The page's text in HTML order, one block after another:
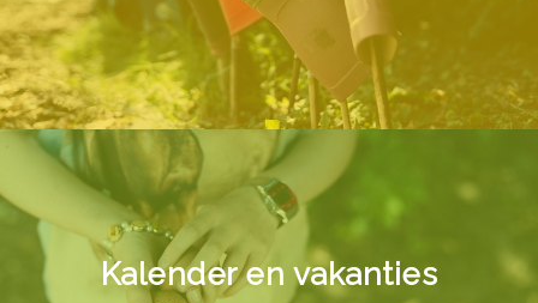
Kalender en vakanties